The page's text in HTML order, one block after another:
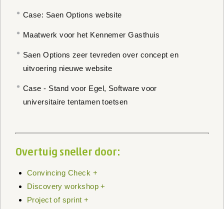
Case: Saen Options website
Maatwerk voor het Kennemer Gasthuis
Saen Options zeer tevreden over concept en
uitvoering nieuwe website
Case - Stand voor Egel, Software voor
universitaire tentamen toetsen
Overtuig sneller door:
Convincing Check +
Discovery workshop +
Project of sprint +